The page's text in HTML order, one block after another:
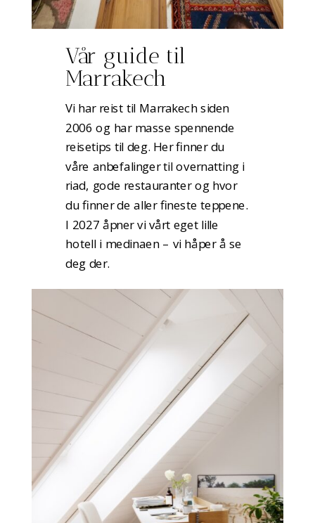
Vår guide til
Marrakech
Vi har reist til Marrakech siden
2006 og har masse spennende
reisetips til deg. Her finner du
våre anbefalinger til overnatting i
riad, gode restauranter og hvor
du finner de aller fineste teppene.
I 2027 åpner vi vårt eget lille
hotell i medinaen – vi håper å se
deg der.